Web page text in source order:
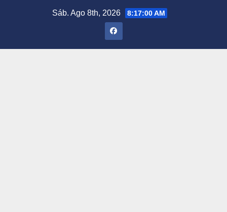
Sáb. Ago 8th, 2026 8:17:01 AM